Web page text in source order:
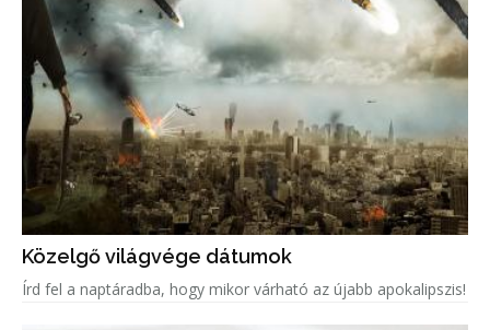
Közelgő világvége dátumok
Írd fel a naptáradba, hogy mikor várható az újabb apokalipszis!